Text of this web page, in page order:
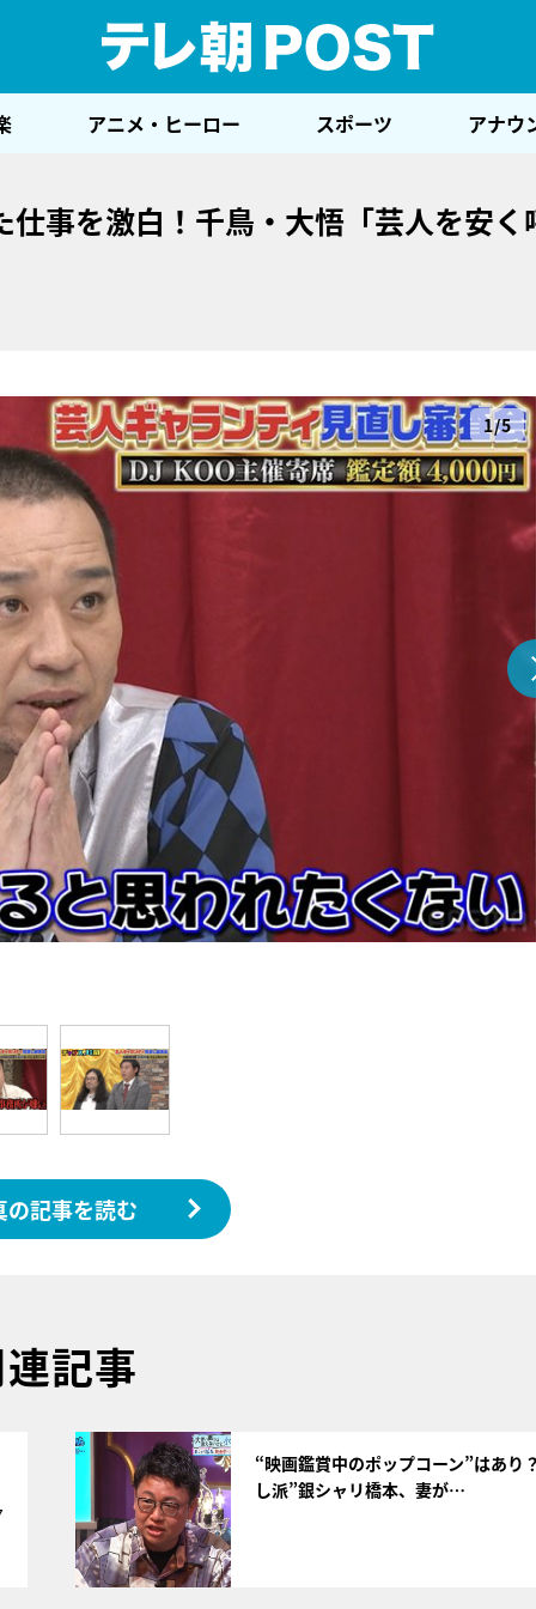
アニメ・ヒーロー スポーツ アナウ
事を激白！千鳥・大悟「芸人を安く
1/5
の記事を読む
記事
“映画鑑賞中のポップコーン”はあ
し派”銀シャリ橋本、妻が…
『アイ＝ラブ！げーみ
E齋藤樹愛羅＆佐々木舞